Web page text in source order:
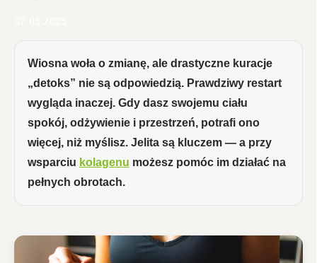
Wiosna woła o zmianę, ale drastyczne kuracje
„detoks” nie są odpowiedzią. Prawdziwy restart
wygląda inaczej. Gdy dasz swojemu ciału
spokój, odżywienie i przestrzeń, potrafi ono
więcej, niż myślisz. Jelita są kluczem — a przy
wsparciu kolagenu możesz pomóc im działać na
pełnych obrotach.